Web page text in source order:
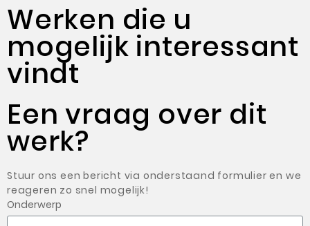
Werken die u
mogelijk interessant
vindt
Een vraag over dit
werk?
Stuur ons een bericht via onderstaand formulier en we
reageren zo snel mogelijk!
Onderwerp